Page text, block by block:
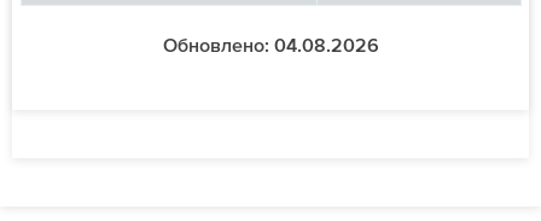
Обновлено: 04.08.2026